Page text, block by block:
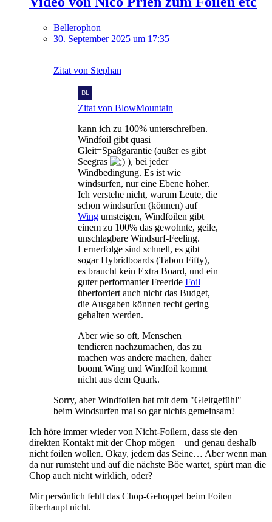
Bellerophon
30. September 2025 um 17:35
Zitat von Stephan
Zitat von BlowMountain
kann ich zu 100% unterschreiben.
Windfoil gibt quasi
Gleit=Spaßgarantie (außer es gibt
Seegras
), bei jeder
Windbedingung. Es ist wie
windsurfen, nur eine Ebene höher.
Ich verstehe nicht, warum Leute, die
schon windsurfen (können) auf
Wing umsteigen, Windfoilen gibt
einem zu 100% das gewohnte, geile,
unschlagbare Windsurf-Feeling.
Lernerfolge sind schnell, es gibt
sogar Hybridboards (Tabou Fifty),
es braucht kein Extra Board, und ein
guter performanter Freeride Foil
überfordert auch nicht das Budget,
die Ausgaben können recht gering
gehalten werden.
Aber wie so oft, Menschen
tendieren nachzumachen, das zu
machen was andere machen, daher
boomt Wing und Windfoil kommt
nicht aus dem Quark.
Sorry, aber Windfoilen hat mit dem "Gleitgefühl"
beim Windsurfen mal so gar nichts gemeinsam!
Ich höre immer wieder von Nicht-Foilern, dass sie den
direkten Kontakt mit der Chop mögen – und genau deshalb
nicht foilen wollen. Okay, jedem das Seine… Aber wenn man
da nur rumsteht und auf die nächste Böe wartet, spürt man die
Chop auch nicht wirklich, oder?
Mir persönlich fehlt das Chop-Gehoppel beim Foilen
überhaupt nicht.